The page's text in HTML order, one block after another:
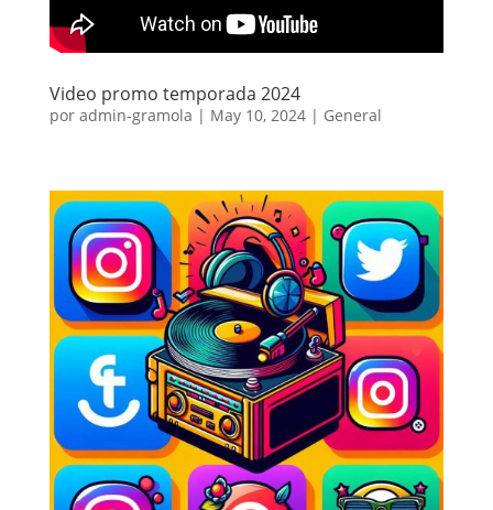
Video promo temporada 2024
por admin-gramola | May 10, 2024| General